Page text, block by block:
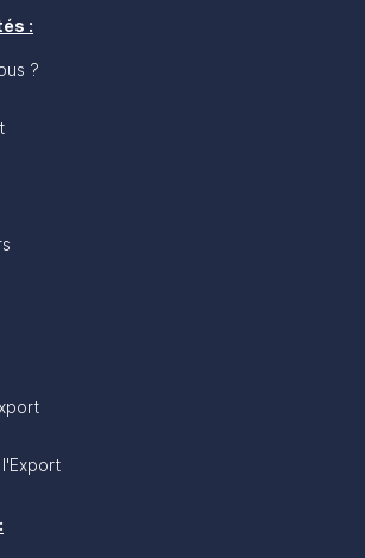
existe de nombreux programmes
:
?